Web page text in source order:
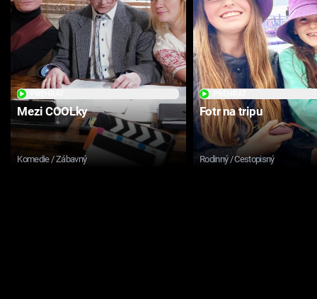
Mezi COOLky
Komedie / Zábavný
Fotr na tripu
Rodinný / Cestopisný